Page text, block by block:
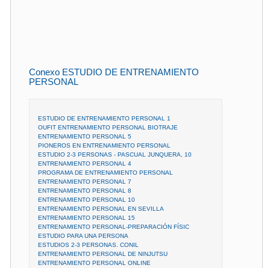
Conexo ESTUDIO DE ENTRENAMIENTO
PERSONAL
ESTUDIO DE ENTRENAMIENTO PERSONAL 1
OUFIT ENTRENAMIENTO PERSONAL BIOTRAJE
ENTRENAMIENTO PERSONAL 5
PIONEROS EN ENTRENAMIENTO PERSONAL
ESTUDIO 2-3 PERSONAS - PASCUAL JUNQUERA, 10
ENTRENAMIENTO PERSONAL 4
PROGRAMA DE ENTRENAMIENTO PERSONAL
ENTRENAMIENTO PERSONAL 7
ENTRENAMIENTO PERSONAL 8
ENTRENAMIENTO PERSONAL 10
ENTRENAMIENTO PERSONAL EN SEVILLA
ENTRENAMIENTO PERSONAL 15
ENTRENAMIENTO PERSONAL-PREPARACIÓN FÍSIC
ESTUDIO PARA UNA PERSONA
ESTUDIOS 2-3 PERSONAS. CONIL
ENTRENAMIENTO PERSONAL DE NINJUTSU
ENTRENAMIENTO PERSONAL ONLINE